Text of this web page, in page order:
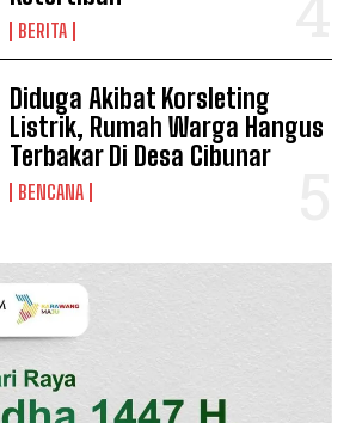
News Week
Magazine PRO
BERITA
Diduga Akibat Korsleting
Listrik, Rumah Warga Hangus
Terbakar Di Desa Cibunar
BENCANA